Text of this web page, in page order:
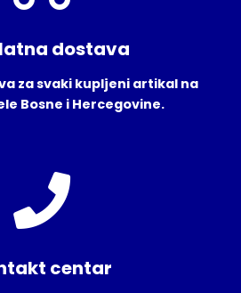
dostava
za svaki kupljeni artikal na
Bosne i Hercegovine.
centar